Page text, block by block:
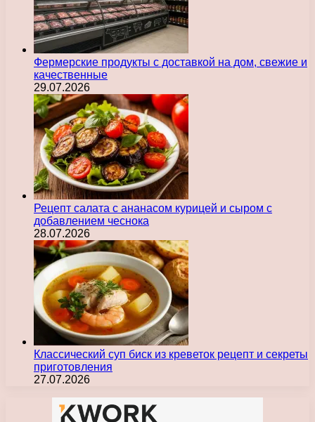
Фермерские продукты с доставкой на дом, свежие и
качественные
29.07.2026
Рецепт салата с ананасом курицей и сыром с
добавлением чеснока
28.07.2026
Классический суп биск из креветок рецепт и секреты
приготовления
27.07.2026